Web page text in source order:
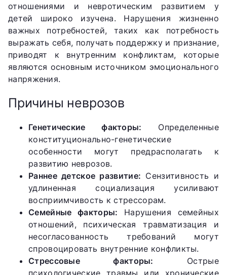
отношениями и невротическим развитием у
детей широко изучена. Нарушения жизненно
важных потребностей, таких как потребность
выражать себя, получать поддержку и признание,
приводят к внутренним конфликтам, которые
являются основным источником эмоционального
напряжения.
Причины неврозов
Генетические факторы: Определенные
конституционально-генетические
особенности могут предрасполагать к
развитию неврозов.
Раннее детское развитие: Сензитивность и
удлиненная социализация усиливают
восприимчивость к стрессорам.
Семейные факторы: Нарушения семейных
отношений, психическая травматизация и
несогласованность требований могут
спровоцировать внутренние конфликты.
Стрессовые факторы: Острые